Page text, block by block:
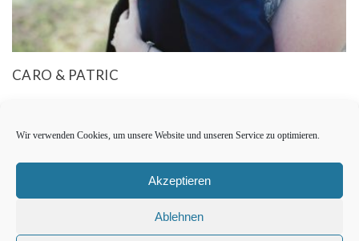
Wir verwenden Cookies, um unsere Website und unseren Service zu optimieren.
Akzeptieren
Ablehnen
CARO & PATRIC